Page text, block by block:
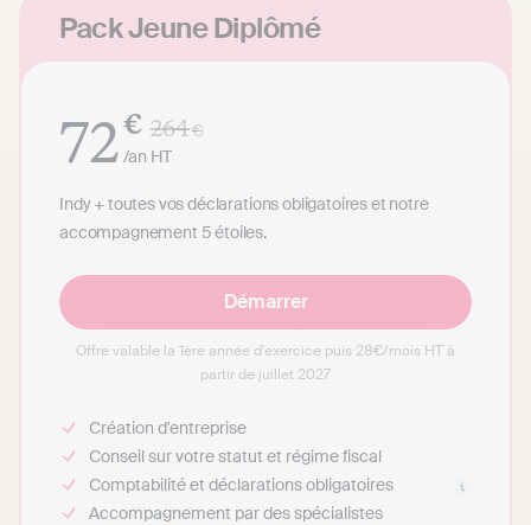
Pack Jeune Diplômé
72€ 264€
/an HT
Indy + toutes vos déclarations obligatoires et notre
accompagnement 5 étoiles.
Démarrer
Offre valable la 1ère année d'exercice puis 28€/mois HT à
partir de juillet 2027
Création d'entreprise
Conseil sur votre statut et régime fiscal
Comptabilité et déclarations obligatoires
Accompagnement par des spécialistes